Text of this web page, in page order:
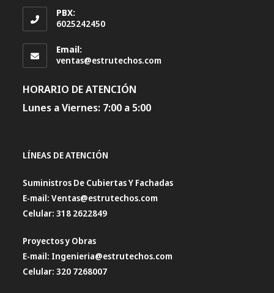
PBX:
6025242450
Email:
ventas@estrutechos.comSe
HORARIO DE ATENCIÓN
Lunes a Viernes: 7:00 a 5:00
LÍNEAS DE ATENCIÓN
Suministros De Cubiertas Y Fachadas
E-mail: Ventas@estrutechos.com
Celular: 318 2622849
Proyectos y Obras
E-mail: Ingenieria@estrutechos.com
Celular: 320 7268007